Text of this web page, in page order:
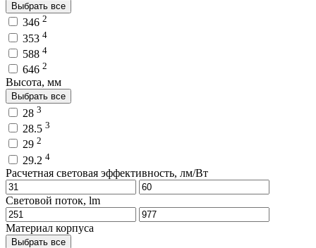
Выбрать все
346 2
353 4
588 4
646 2
Высота, мм
Выбрать все
28 3
28.5 3
29 2
29.2 4
Расчетная световая эффективность, лм/Вт
Световой поток, lm
Материал корпуса
Выбрать все